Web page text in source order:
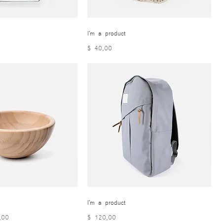
I'm a product
Precio
$ 40,00
de oferta
I'm a product
Precio
$ 120,00